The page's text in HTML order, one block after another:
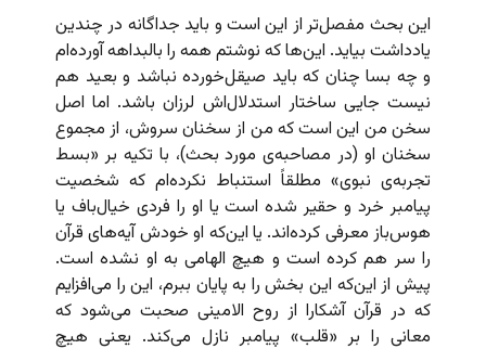
این بحث مفصل‌تر از این است و باید جداگانه در چندین
یادداشت بیاید. این‌ها که نوشتم همه را بالبداهه آورده‌ام
و چه بسا چنان که باید صیقل‌خورده نباشد و بعید هم
نیست جایی ساختار استدلال‌اش لرزان باشد. اما اصل
سخن من این است که من از سخنان سروش، از مجموع
سخنان او (در مصاحبه‌ی مورد بحث)، با تکیه بر «بسط
تجربه‌ی نبوی» مطلقاً استنباط نکرده‌ام که شخصیت
پیامبر خرد و حقیر شده است یا او را فردی خیال‌باف یا
هوس‌باز معرفی کرده‌‌اند. یا این‌که او خودش آیه‌های قرآن
را سر هم کرده است و هیچ الهامی به او نشده است.
پیش از این‌که این بخش را به پایان ببرم، این را می‌افزایم
که در قرآن آشکارا از روح الامینی صحبت می‌شود که
معانی را بر «قلب» پیامبر نازل می‌کند. یعنی هیچ